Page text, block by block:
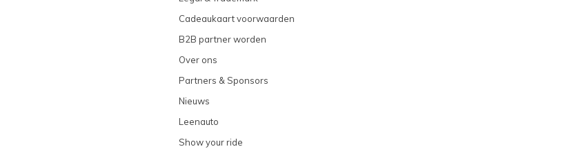
Cadeaukaart voorwaarden
B2B partner worden
Over ons
Partners & Sponsors
Nieuws
Leenauto
Show your ride